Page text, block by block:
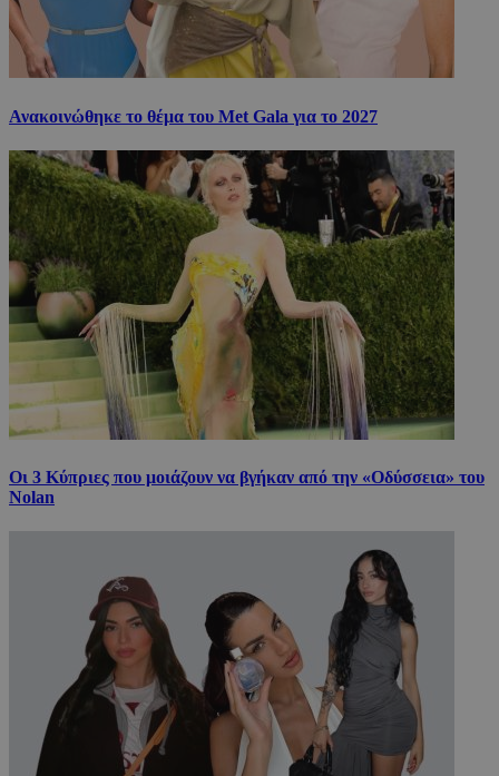
Ανακοινώθηκε το θέμα του Met Gala για το 2027
Οι 3 Κύπριες που μοιάζουν να βγήκαν από την «Οδύσσεια» του
Nolan